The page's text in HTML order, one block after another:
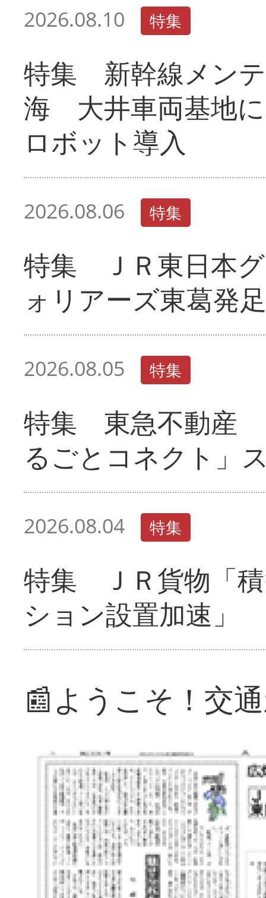
2026.08.10 特集
特集 新幹線メン
海 大井車両基地
ロボット導入
2026.08.06 特集
特集 ＪＲ東日本
ォリアーズ東葛発足
2026.08.05 特集
特集 東急不動産
るごとコネクト」
2026.08.04 特集
特集 ＪＲ貨物「
ション設置加速」
📰ようこそ！交